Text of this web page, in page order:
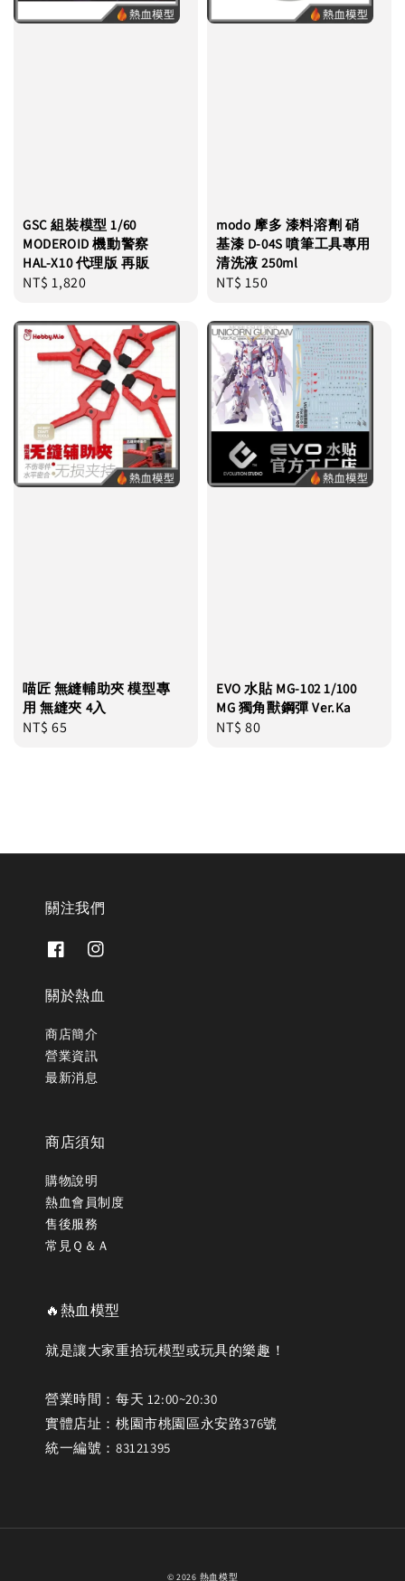
GSC 組裝模型 1/60
MODEROID 機動警察
HAL-X10 代理版 再販
Regular
NT$ 1,820
modo 摩多 漆料溶劑 硝
基漆 D-04S 噴筆工具專用
清洗液 250ml
Regular
NT$ 150
喵匠 無縫輔助夾 模型專
用 無縫夾 4入
Regular
NT$ 65
EVO 水貼 MG-102 1/100
MG 獨角獸鋼彈 Ver.Ka
Regular
NT$ 80
關注我們
關於熱血
商店簡介
營業資訊
最新消息
商店須知
購物說明
熱血會員制度
售後服務
常見Ｑ＆Ａ
🔥熱血模型
就是讓大家重拾玩模型或玩具的樂趣！
營業時間：每天 12:00~20:30
實體店址：桃園市桃園區永安路376號
統一編號：83121395
© 2026 熱血模型